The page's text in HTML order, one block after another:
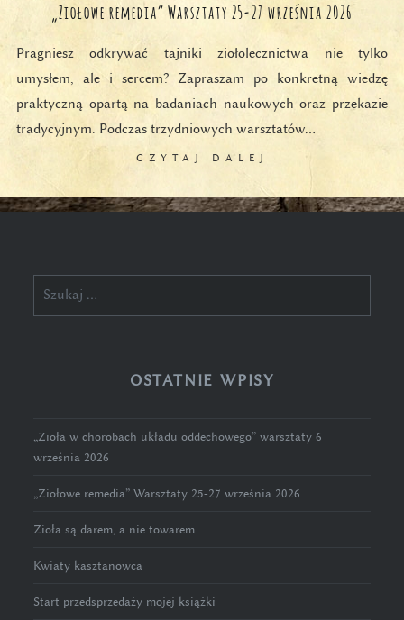
„Ziołowe remedia” Warsztaty 25-27 września 2026
Pragniesz odkrywać tajniki ziołolecznictwa nie tylko
umysłem, ale i sercem? Zapraszam po konkretną wiedzę
praktyczną opartą na badaniach naukowych oraz przekazie
tradycyjnym. Podczas trzydniowych warsztatów…
CZYTAJ DALEJ
OSTATNIE WPISY
„Zioła w chorobach układu oddechowego” warsztaty 6
września 2026
„Ziołowe remedia” Warsztaty 25-27 września 2026
Zioła są darem, a nie towarem
Kwiaty kasztanowca
Start przedsprzedaży mojej książki